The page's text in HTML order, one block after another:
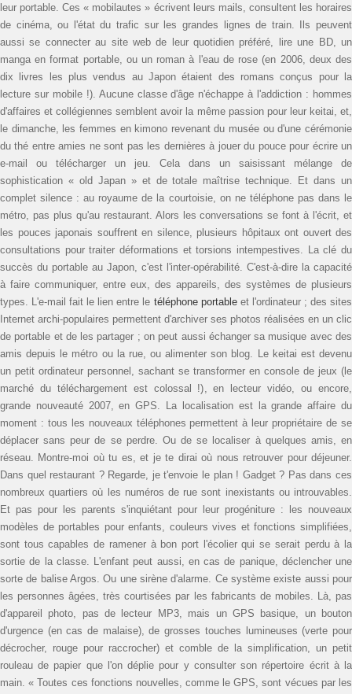
leur portable. Ces « mobilautes » écrivent leurs mails, consultent les horaires
de cinéma, ou l'état du trafic sur les grandes lignes de train. Ils peuvent
aussi se connecter au site web de leur quotidien préféré, lire une BD, un
manga en format portable, ou un roman à l'eau de rose (en 2006, deux des
dix livres les plus vendus au Japon étaient des romans conçus pour la
lecture sur mobile !). Aucune classe d'âge n'échappe à l'addiction : hommes
d'affaires et collégiennes semblent avoir la même passion pour leur keitai, et,
le dimanche, les femmes en kimono revenant du musée ou d'une cérémonie
du thé entre amies ne sont pas les dernières à jouer du pouce pour écrire un
e-mail ou télécharger un jeu. Cela dans un saisissant mélange de
sophistication « old Japan » et de totale maîtrise technique. Et dans un
complet silence : au royaume de la courtoisie, on ne téléphone pas dans le
métro, pas plus qu'au restaurant. Alors les conversations se font à l'écrit, et
les pouces japonais souffrent en silence, plusieurs hôpitaux ont ouvert des
consultations pour traiter déformations et torsions intempestives. La clé du
succès du portable au Japon, c'est l'inter-opérabilité. C'est-à-dire la capacité
à faire communiquer, entre eux, des appareils, des systèmes de plusieurs
types. L'e-mail fait le lien entre le téléphone portableet l'ordinateur ; des sites
Internet archi-populaires permettent d'archiver ses photos réalisées en un clic
de portable et de les partager ; on peut aussi échanger sa musique avec des
amis depuis le métro ou la rue, ou alimenter son blog. Le keitai est devenu
un petit ordinateur personnel, sachant se transformer en console de jeux (le
marché du téléchargement est colossal !), en lecteur vidéo, ou encore,
grande nouveauté 2007, en GPS. La localisation est la grande affaire du
moment : tous les nouveaux téléphones permettent à leur propriétaire de se
déplacer sans peur de se perdre. Ou de se localiser à quelques amis, en
réseau. Montre-moi où tu es, et je te dirai où nous retrouver pour déjeuner.
Dans quel restaurant ? Regarde, je t'envoie le plan ! Gadget ? Pas dans ces
nombreux quartiers où les numéros de rue sont inexistants ou introuvables.
Et pas pour les parents s'inquiétant pour leur progéniture : les nouveaux
modèles de portables pour enfants, couleurs vives et fonctions simplifiées,
sont tous capables de ramener à bon port l'écolier qui se serait perdu à la
sortie de la classe. L'enfant peut aussi, en cas de panique, déclencher une
sorte de balise Argos. Ou une sirène d'alarme. Ce système existe aussi pour
les personnes âgées, très courtisées par les fabricants de mobiles. Là, pas
d'appareil photo, pas de lecteur MP3, mais un GPS basique, un bouton
d'urgence (en cas de malaise), de grosses touches lumineuses (verte pour
décrocher, rouge pour raccrocher) et comble de la simplification, un petit
rouleau de papier que l'on déplie pour y consulter son répertoire écrit à la
main. « Toutes ces fonctions nouvelles, comme le GPS, sont vécues par les